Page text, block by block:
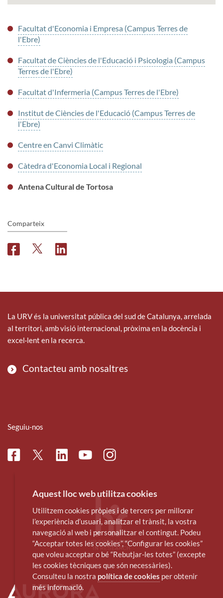
Facultat d'Economia i Empresa (Campus Terres de
l'Ebre)
Facultat de Ciències de l'Educació i Psicologia (Campus
Terres de l'Ebre)
Facultat d'Infermeria (Campus Terres de l'Ebre)
Institut de Ciències de l'Educació (Campus Terres de
l'Ebre)
Centre en Canvi Climàtic
Càtedra d'Economia Local i Regional
Antena Cultural de Tortosa
Comparteix
F
b
o
k
T
t
r
L
e
i
n
La URV és la universitat pública del sud de Catalunya, arrelada
al territori, amb visió internacional, pròxima en la docència i
excel·lent en la recerca.
Contacteu amb nosaltres
Seguiu-nos
FacebookTwitterLinkedinYoutubeInstagram
Aquest lloc web utilitza cookies
Utilitzem cookies pròpies i de tercers per millorar
l’experiència d’usuari, analitzar el trànsit, la vostra
navegació al web i personalitzar el contingut. Podeu
“Acceptar totes les cookies”, “Configurar les cookies”
que voleu acceptar o bé “Rebutjar-les totes” (excepte
les cookies tècniques que són necessàries).
Consulteu la nostra política de cookies per obtenir
més informació.